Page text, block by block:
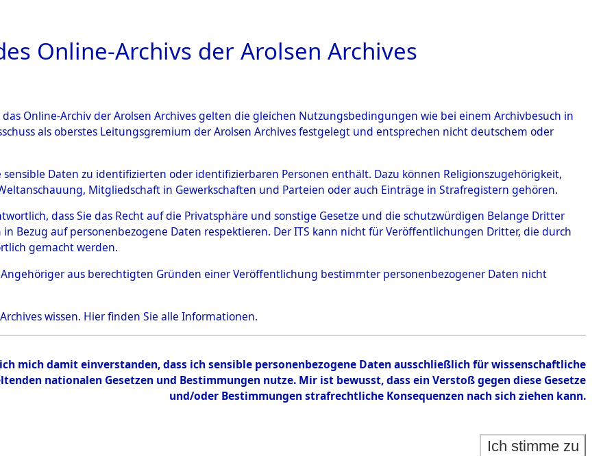
ARCHIVALE ÜBERSICHT BILD
0007 (108008797)
Person KRAJEWSKA, IRENA
Bestand
Online-Archivs der Arolsen Archives
Online-Archiv der Arolsen Archives gelten die gleichen Nutzungsbedingungen wie bei einem Archivbesuch in
als oberstes Leitungsgremium der Arolsen Archives festgelegt und entsprechen nicht deutschem oder
sensible Daten zu identifizierten oder identifizierbaren Personen enthält. Dazu können Religionszugehörigkeit,
Mitgliedschaft in Gewerkschaften und Parteien oder auch Einträge in Strafregistern gehören.
dass Sie das Recht auf die Privatsphäre und sonstige Gesetze und die schutzwürdigen Belange Dritter
Bezug auf personenbezogene Daten respektieren. Der ITS kann nicht für Veröffentlichungen Dritter, die durch
gemacht werden.
Angehöriger aus berechtigten Gründen einer Veröffentlichung bestimmter personenbezogener Daten nicht
wissen. Hierfinden Sie alle Informationen.
mich damit einverstanden, dass ich sensible personenbezogene Daten ausschließlich für wissenschaftliche
nationalen Gesetzen und Bestimmungen nutze. Mir ist bewusst, dass ein Verstoß gegen diese Gesetze
und/oder Bestimmungen strafrechtliche Konsequenzen nach sich ziehen kann.
Ich stimme zu